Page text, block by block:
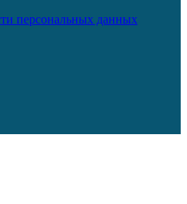
персональных данных